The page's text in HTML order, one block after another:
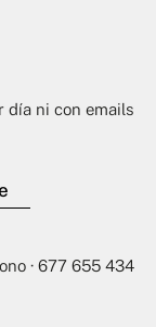
día ni con emails
· 677 655 434